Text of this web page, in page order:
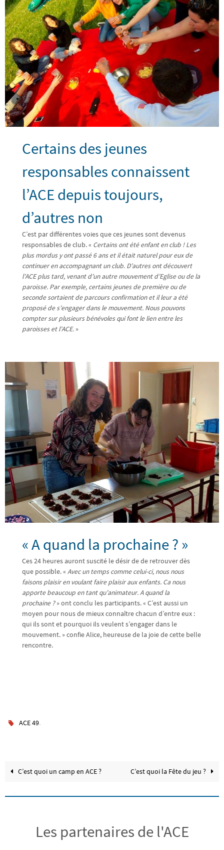
Certains des jeunes
responsables connaissent
l’ACE depuis toujours,
d’autres non
C’est par différentes voies que ces jeunes sont devenus
responsables de club. « Certains ont été enfant en club ! Les
plus mordus y ont passé 6 ans et il était naturel pour eux de
continuer en accompagnant un club. D’autres ont découvert
l’ACE plus tard, venant d’un autre mouvement d’Eglise ou de la
paroisse. Par exemple, certains jeunes de première ou de
seconde sortaient de parcours confirmation et il leur a été
proposé de s’engager dans le mouvement. Nous pouvons
compter sur plusieurs bénévoles qui font le lien entre les
paroisses et l’ACE. »
« A quand la prochaine ? »
Ces 24 heures auront suscité le désir de de retrouver dès
que possible. «Avec un temps comme celui-ci, nous nous
faisons plaisir en voulant faire plaisir aux enfants. Ca nous
apporte beaucoup en tant qu’animateur. A quand la
prochaine ?» ont conclu les participants. « C’est aussi un
moyen pour nous de mieux connaître chacun d’entre eux :
qui ils sont et pourquoi ils veulent s’engager dans le
mouvement. » confie Alice, heureuse de la joie de cette belle
rencontre.
ACE 49.
C’est quoi un camp en ACE ? C’est quoi la Fête du jeu ?
Les partenaires de l'ACE